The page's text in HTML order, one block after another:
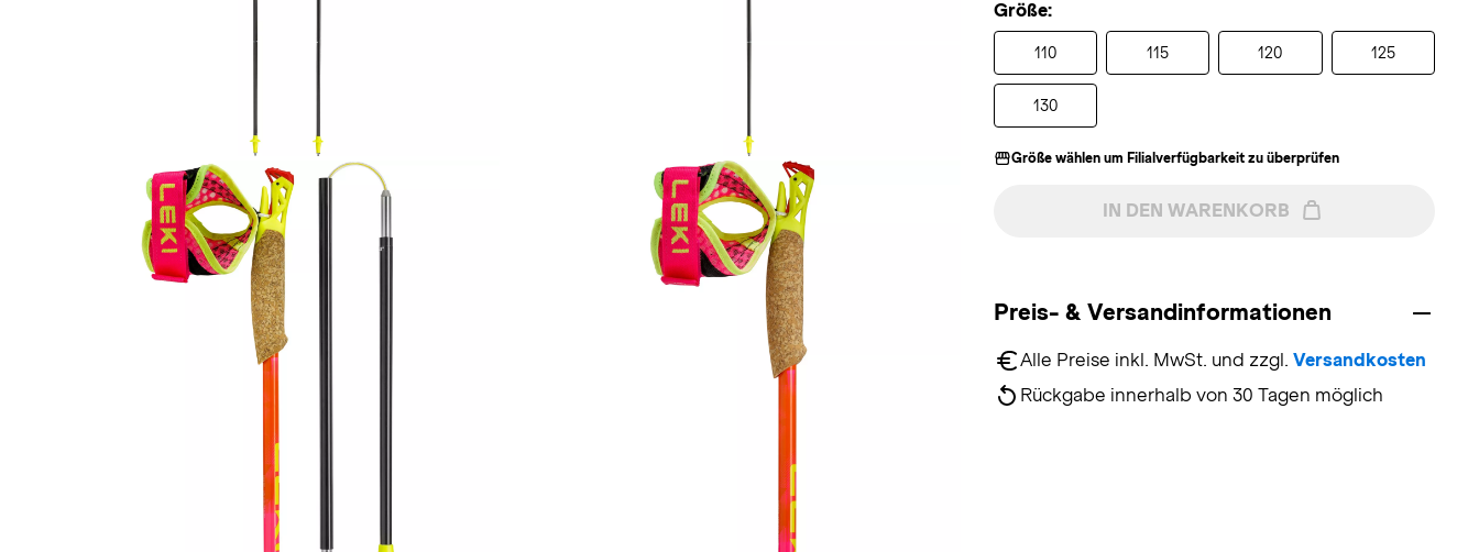
Größe:
110 115 120 125
130
Größe wählen um Filialverfügbarkeit zu überprüfen
IN DEN WARENKORB
Preis- & Versandinformationen
Alle Preise inkl. MwSt. und zzgl. Versandkosten
Rückgabe innerhalb von 30 Tagen möglich